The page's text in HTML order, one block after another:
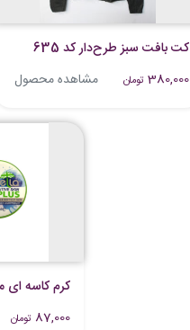
کت بافت سبز طرح‌دار کد 635
380,000 تومان مشاهده محصول
کرم کاسه
87,000 تومان